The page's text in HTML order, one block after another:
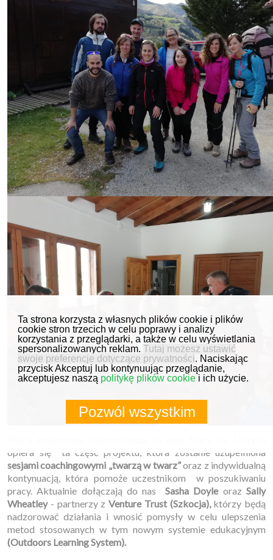
Ta strona korzysta z własnych plików cookie i plików
cookie stron trzecich w celu poprawy i analizy
korzystania z przeglądarki, a także w celu wyświetlania
spersonalizowanych reklam. Tutaj możesz ustawić
swoje preferencje dotyczące prywatności. Naciskając
przycisk Akceptuj lub kontynuując przeglądanie,
akceptujesz naszą politykę plików cookiei ich użycie.
Pozwól wszystkim
opiera się ta część projektu, która zostanie uzupełniona
sesjami coachingowymi „twarzą wtwarz”oraz z indywidualną
kontynuacją, która pomoże uczestnikom w poszukiwaniu
pracy. Aktualnie dołączają do nas Sasha DoyleorazSally
Wheatley- partnerzy z Venture Trust (Szkocja),którzy będą
nadzorować działania i wnosić pomysły w celu ulepszenia
metod stosowanych w tym nowym systemie edukacyjnym
(Outdoors Learning System).